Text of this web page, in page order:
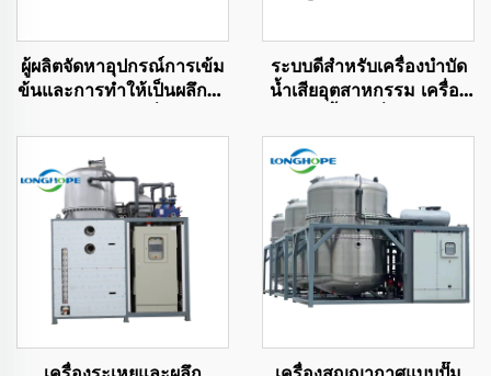
ผู้ผลิตจัดหาอุปกรณ์การเข้ม
ข้นและการทำให้เป็นผลึกน้ำ
ต่ำ
ระบบดีสำหรับเครื่องบำบัด
น้ำเสียอุตสาหกรรม เครื่อง
ข้นสูงด้วย vakuum ZLD